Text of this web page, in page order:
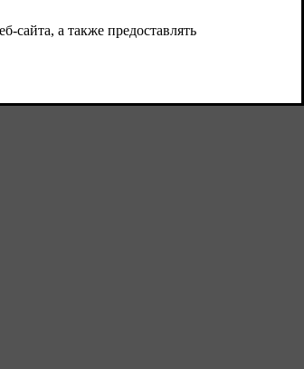
педаль тормоза с сохранением